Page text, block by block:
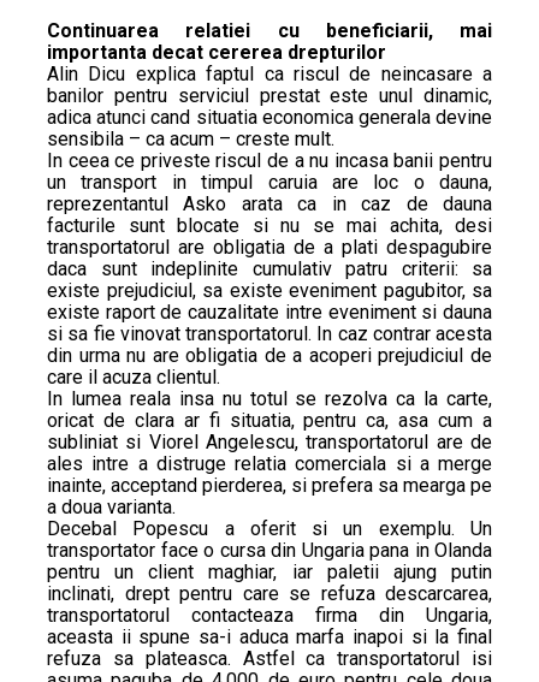
Continuarea relatiei cu beneficiarii, mai
importanta decat cererea drepturilor
Alin Dicu explica faptul ca riscul de neincasare a
banilor pentru serviciul prestat este unul dinamic,
adica atunci cand situatia economica generala devine
sensibila – ca acum – creste mult.
In ceea ce priveste riscul de a nu incasa banii pentru
un transport in timpul caruia are loc o dauna,
reprezentantul Asko arata ca in caz de dauna
facturile sunt blocate si nu se mai achita, desi
transportatorul are obligatia de a plati despagubire
daca sunt indeplinite cumulativ patru criterii: sa
existe prejudiciul, sa existe eveniment pagubitor, sa
existe raport de cauzalitate intre eveniment si dauna
si sa fie vinovat transportatorul. In caz contrar acesta
din urma nu are obligatia de a acoperi prejudiciul de
care il acuza clientul.
In lumea reala insa nu totul se rezolva ca la carte,
oricat de clara ar fi situatia, pentru ca, asa cum a
subliniat si Viorel Angelescu, transportatorul are de
ales intre a distruge relatia comerciala si a merge
inainte, acceptand pierderea, si prefera sa mearga pe
a doua varianta.
Decebal Popescu a oferit si un exemplu. Un
transportator face o cursa din Ungaria pana in Olanda
pentru un client maghiar, iar paletii ajung putin
inclinati, drept pentru care se refuza descarcarea,
transportatorul contacteaza firma din Ungaria,
aceasta ii spune sa-i aduca marfa inapoi si la final
refuza sa plateasca. Astfel ca transportatorul isi